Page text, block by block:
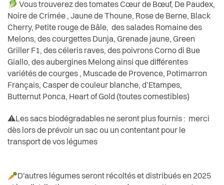
Pilier public
Règlements
🥬 Vous trouverez des tomatesCœur de Bœuf, De Paudex,
Noire de Crimée , Jaune de Thoune, Rose de Berne, Black
Cherry, Petite rouge de Bâle, des salades Romaine des
Melons, des courgettes Dunja, Grenade jaune, Green
Griller F1, des céleris raves, des poivrons Corno di Bue
Giallo, des aubergines Melong ainsi que différentes
variétés de courges , Muscade de Provence, Potimarron
Français, Casper de couleur blanche, d’Etampes,
Butternut Ponca, Heart of Gold (toutes comestibles)
⚠️Les sacs biodégradables ne seront plus fournis : merci
dès lors de prévoir un sac ou un contentant pour le
transport de vos légumes
🥕D'autres légumes seront récoltés et distribués en 2025